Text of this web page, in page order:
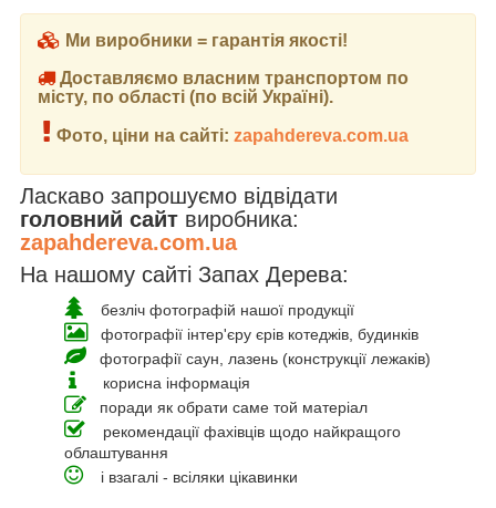
Ми виробники = гарантія якості!
Доставляємо власним транспортом по
місту, по області (по всій Україні).
Фото, ціни на сайті: zapahdereva.com.ua
Ласкаво запрошуємо відвідати
головний сайт виробника:
zapahdereva.com.ua
На нашому сайті Запах Дерева:
безліч фотографій нашої продукції
фотографії інтер'єру єрів котеджів, будинків
фотографії саун, лазень (конструкції лежаків)
корисна інформація
поради як обрати саме той матеріал
рекомендації фахівців щодо найкращого
облаштування
і взагалі - всіляки цікавинки